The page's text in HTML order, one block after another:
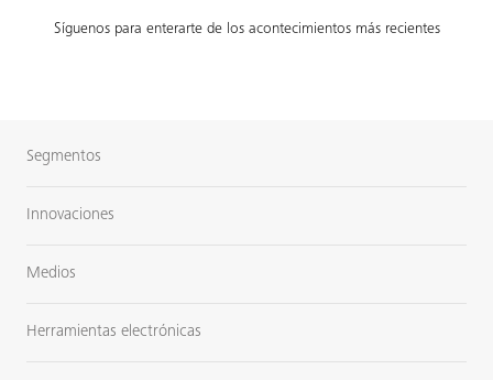
Síguenos para enterarte de los acontecimientos más recientes
Segmentos
Innovaciones
Medios
Herramientas electrónicas